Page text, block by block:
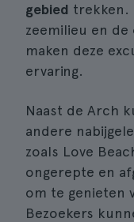
gebied trekken.
zeemilieu en
maken deze
ervaring.
Naast de Arch
andere
zoals Love
ongerepte en
om te genieten
Bezoekers